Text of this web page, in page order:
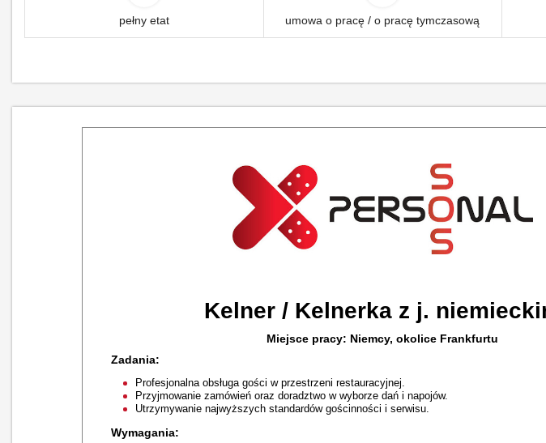
pełny etat umowa o pracę / o pracę tymczasową
Kelner / Kelnerka z j.
Miejsce pracy: Niemcy, okolice Frankfurtu
Zadania:
Profesjonalna obsługa gości w przestrzeni restauracyjnej.
Przyjmowanie zamówień oraz doradztwo w wyborze dań i napojów.
Utrzymywanie najwyższych standardów gościnności i serwisu.
Wymagania: